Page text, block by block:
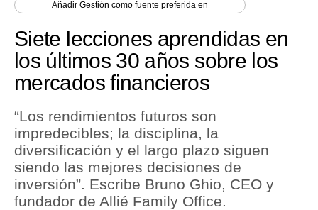
AñadirGestión como fuente preferida en
Siete lecciones aprendidas en
los últimos 30 años sobre los
mercados financieros
“Los rendimientos futuros son
impredecibles; la disciplina, la
diversificación y el largo plazo siguen
siendo las mejores decisiones de
inversión”. Escribe Bruno Ghio, CEO y
fundador de Allié Family Office.